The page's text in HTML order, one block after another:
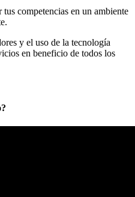
competencias en un ambiente
y el uso de la tecnología
en beneficio de todos los